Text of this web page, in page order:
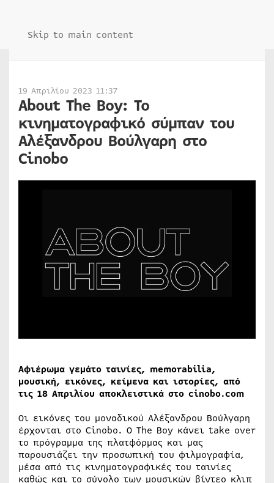
Skip to main content
19 Απριλίου 2023 11:37
About The Boy: Το
κινηματογραφικό σύμπαν του
Αλέξανδρου Βούλγαρη στο
Cinobo
Αφιέρωμα γεμάτο ταινίες, memorabilia,
μουσική, εικόνες, κείμενα και ιστορίες, από
τις 18 Απριλίου αποκλειστικά στο cinobo.com
Οι εικόνες του μοναδικού Αλέξανδρου Βούλγαρη
έρχονται στο Cinobo. Ο The Boy κάνει take over
το πρόγραμμα της πλατφόρμας και μας
παρουσιάζει την προσωπική του φιλμογραφία,
μέσα από τις κινηματογραφικές του ταινίες
καθώς και το σύνολο των μουσικών βίντεο κλιπ